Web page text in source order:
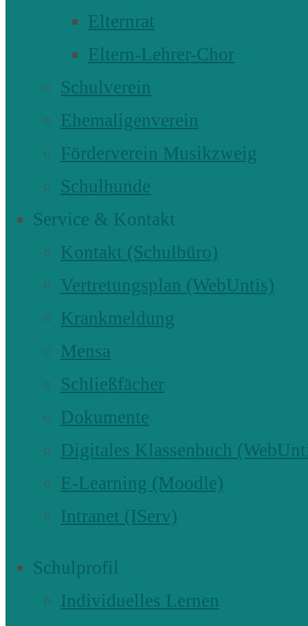
Elternrat
Eltern-Lehrer-Chor
Schulverein
Ehemaligenverein
Förderverein Musikzweig
Schulhunde
Service & Kontakt
Kontakt (Schulbüro)
Vertretungsplan (WebUntis)
Krankmeldung
Mensa
Schließfächer
Dokumente
Digitales Klassenbuch
E-Learning (Moodle)
Intranet (IServ)
Schulprofil
Individuelles Lernen